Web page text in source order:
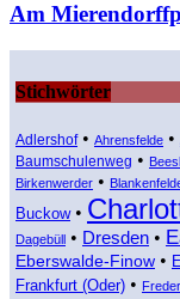
Am
Stichwörter
Adlershof• Ahrensfelde •
Baumschulenweg •
Birkenwerder •
Buckow•
Dagebüll • Dresden •
Eberswalde-Finow •
Frankfurt (Oder) •